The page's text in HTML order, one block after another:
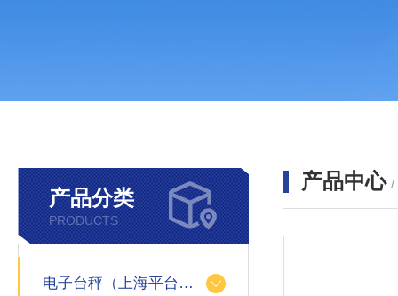
产品分类
PRODUCTS
电子台秤（上海平台称）
产品中心 /